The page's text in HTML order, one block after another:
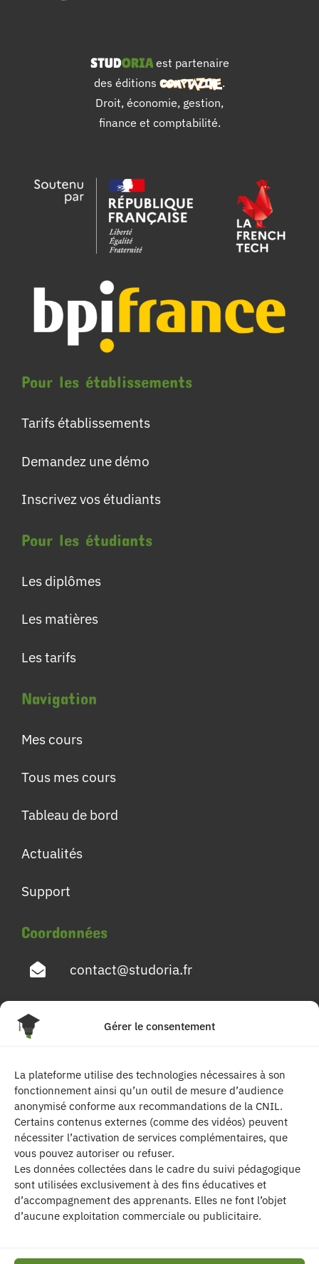
Gérer le consentement
La plateforme utilise des technologies nécessaires à son
fonctionnement ainsi qu’un outil de mesure d’audience
anonymisé conforme aux recommandations de la CNIL.
Certains contenus externes (comme des vidéos) peuvent
nécessiter l’activation de services complémentaires, que
vous pouvez autoriser ou refuser.
Les données collectées dans le cadre du suivi pédagogique
sont utilisées exclusivement à des fins éducatives et
d’accompagnement des apprenants. Elles ne font l’objet
d’aucune exploitation commerciale ou publicitaire.
est partenaire
des éditions
.
Droit, économie, gestion,
finance et comptabilité.
Pour les établissements
Tarifs établissements
Demandez une démo
Inscrivez vos étudiants
Pour les étudiants
Les diplômes
Les matières
Les tarifs
Navigation
Mes cours
Tous mes cours
Tableau de bord
Actualités
Support
Coordonnées
contact@studoria.fr
4 Rue Georges Pompidou
Suivez-nous
| Les contenus publiés sur ce site sont